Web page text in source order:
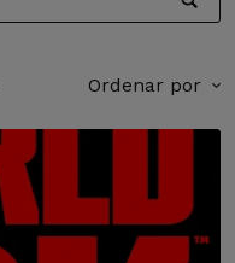
Ordenar por